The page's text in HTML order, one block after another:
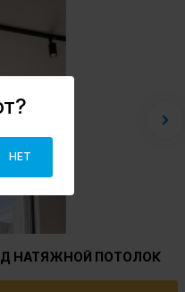
НЕТ
НАТЯЖНОЙ ПОТОЛОК